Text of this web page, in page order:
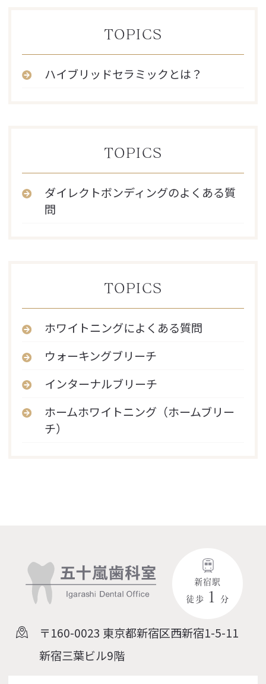
TOPICS
ハイブリッドセラミックとは？
TOPICS
ダイレクトボンディングのよくある質
問
TOPICS
ホワイトニングによくある質問
ウォーキングブリーチ
インターナルブリーチ
ホームホワイトニング（ホームブリー
チ）
新宿駅
徒歩 １ 分
〒160-0023 東京都新宿区西新宿1-5-11
新宿三葉ビル9階